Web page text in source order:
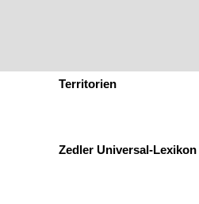
Territorien
Zedler Universal-Lexikon